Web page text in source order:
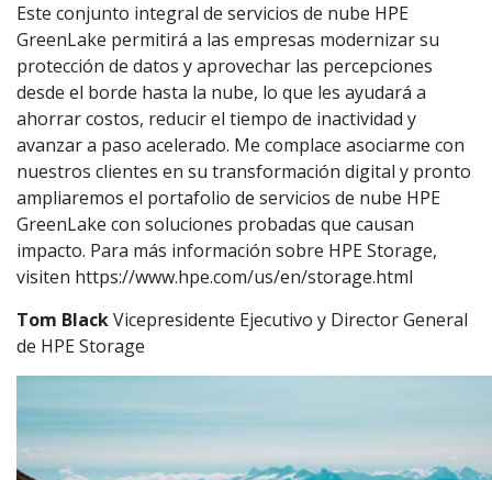
Este conjunto integral de servicios de nube HPE
GreenLake permitirá a las empresas modernizar su
protección de datos y aprovechar las percepciones
desde el borde hasta la nube, lo que les ayudará a
ahorrar costos, reducir el tiempo de inactividad y
avanzar a paso acelerado. Me complace asociarme con
nuestros clientes en su transformación digital y pronto
ampliaremos el portafolio de servicios de nube HPE
GreenLake con soluciones probadas que causan
impacto. Para más información sobre HPE Storage,
visiten https://www.hpe.com/us/en/storage.html
Tom BlackVicepresidente Ejecutivo y Director General
de HPE Storage